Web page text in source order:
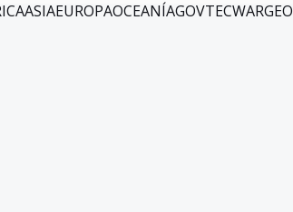
ASIAEUROPAOCEANÍAGOVTECWARGEO